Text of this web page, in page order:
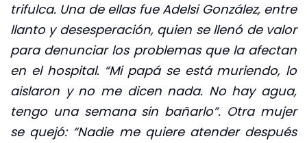
trifulca. Una de ellas fue Adelsi González, entre
llanto y desesperación, quien se llenó de valor
para denunciar los problemas que la afectan
en el hospital. “Mi papá se está muriendo, lo
aislaron y no me dicen nada. No hay agua,
tengo una semana sin bañarlo”. Otra mujer
se quejó: “Nadie me quiere atender después